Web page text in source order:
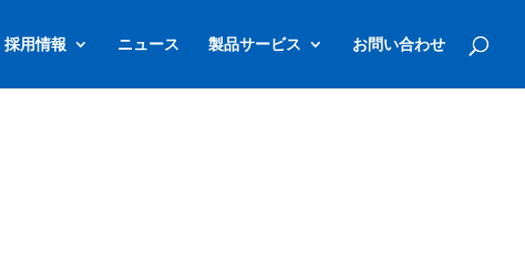
採用情報 ニュース 製品サービス お問い合わせ